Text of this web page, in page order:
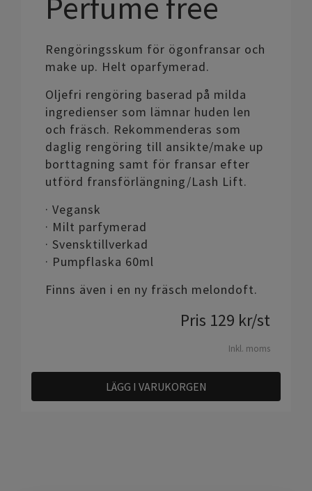
Rengöringsskum för ögonfransar och
make up. Helt oparfymerad.
Oljefri rengöring baserad på milda
ingredienser som lämnar huden len
och fräsch. Rekommenderas som
daglig rengöring till ansikte/make up
borttagning samt för fransar efter
utförd fransförlängning/Lash Lift.
· Vegansk
· Milt parfymerad
· Svensktillverkad
· Pumpflaska 60ml
Finns även i en ny fräsch melondoft.
Pris 129 kr/st
Inkl. moms
LÄGG I VARUKORGEN